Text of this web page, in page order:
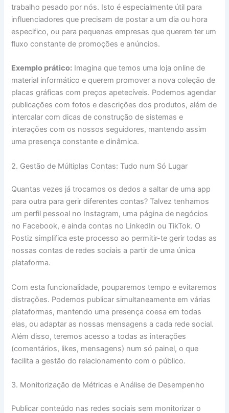
trabalho pesado por nós. Isto é especialmente útil para
influenciadores que precisam de postar a um dia ou hora
especifico, ou para pequenas empresas que querem ter um
fluxo constante de promoções e anúncios.
Exemplo prático: Imagina que temos uma loja online de
material informático e querem promover a nova coleção de
placas gráficas com preços apetecíveis. Podemos agendar
publicações com fotos e descrições dos produtos, além de
intercalar com dicas de construção de sistemas e
interações com os nossos seguidores, mantendo assim
uma presença constante e dinâmica.
2. Gestão de Múltiplas Contas: Tudo num Só Lugar
Quantas vezes já trocamos os dedos a saltar de uma app
para outra para gerir diferentes contas? Talvez tenhamos
um perfil pessoal no Instagram, uma página de negócios
no Facebook, e ainda contas no LinkedIn ou TikTok. O
Postiz simplifica este processo ao permitir-te gerir todas as
nossas contas de redes sociais a partir de uma única
plataforma.
Com esta funcionalidade, pouparemos tempo e evitaremos
distrações. Podemos publicar simultaneamente em várias
plataformas, mantendo uma presença coesa em todas
elas, ou adaptar as nossas mensagens a cada rede social.
Além disso, teremos acesso a todas as interações
(comentários, likes, mensagens) num só painel, o que
facilita a gestão do relacionamento com o público.
3. Monitorização de Métricas e Análise de Desempenho
Publicar conteúdo nas redes sociais sem monitorizar o